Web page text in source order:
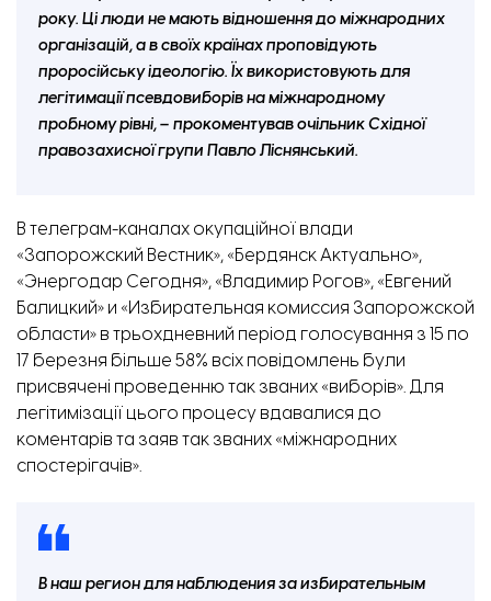
року. Ці люди не мають відношення до міжнародних
організацій, а в своїх країнах проповідують
проросійську ідеологію. Їх використовують для
легітимації псевдовиборів на міжнародному
пробному рівні, – прокоментував очільник Східної
правозахисної групи Павло Ліснянський.
В телеграм-каналах окупаційної влади
«Запорожский Вестник», «Бердянск Актуально»,
«Энергодар Сегодня», «Владимир Рогов», «Евгений
Балицкий» и «Избирательная комиссия Запорожской
области» в трьохдневний період голосування з 15 по
17 березня більше 58% всіх повідомлень були
присвячені проведенню так званих «виборів». Для
легітимізації цього процесу вдавалися до
коментарів та заяв так званих «міжнародних
спостерігачів».
В наш регион для наблюдения за избирательным